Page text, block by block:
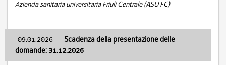
Azienda sanitaria universitaria Friuli Centrale (ASU FC)
09.01.2026 - Scadenza della presentazione delle
domande: 31.12.2026